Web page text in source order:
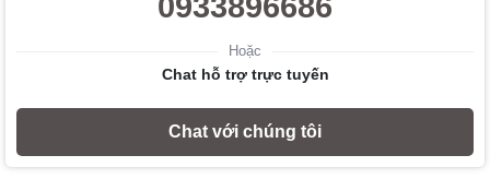
Hoặc
Chat hỗ trợ trực tuyến
Chat với chúng tôi